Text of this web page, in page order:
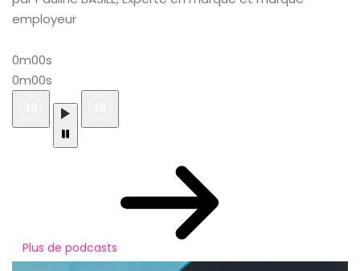
employeur
0m00s
0m00s
Plus de podcasts